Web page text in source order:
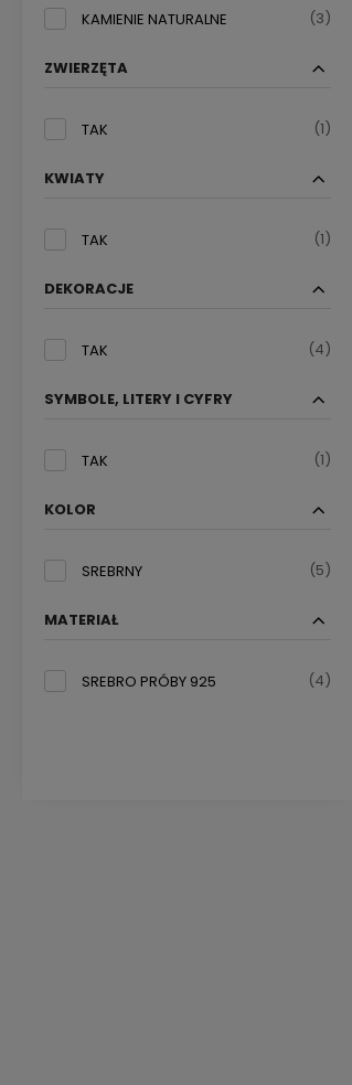
KAMIENIE NATURALNE
(3)
ZWIERZĘTA
TAK (1)
KWIATY
TAK (1)
DEKORACJE
TAK (4)
SYMBOLE, LITERY I CYFRY
TAK (1)
KOLOR
SREBRNY (5)
MATERIAŁ
SREBRO PRÓBY 925 (4)